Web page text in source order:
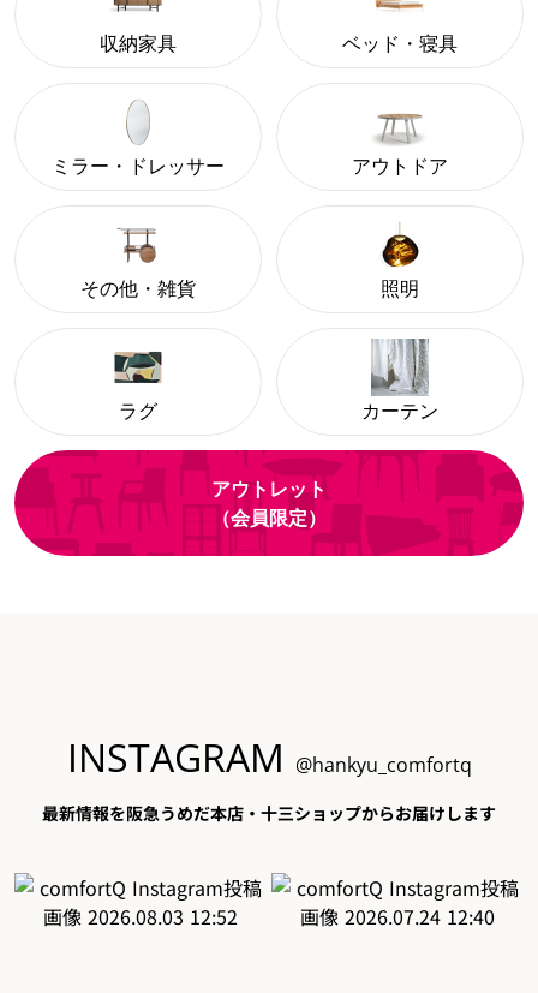
収納家具 ベッド・寝具
ミラー・ドレッサー アウトドア
その他・雑貨 照明
ラグ カーテン
アウトレット
（会員限定）
INSTAGRAM @hankyu_comfortq
最新情報を阪急うめだ本店・十三ショップからお届けします